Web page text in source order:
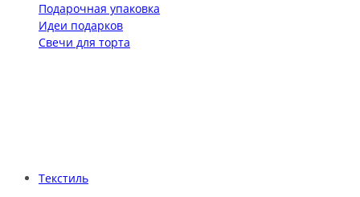
Подарочная упаковка
Идеи подарков
Свечи для торта
Текстиль